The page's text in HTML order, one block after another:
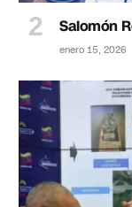
Salomón
enero 15, 2026